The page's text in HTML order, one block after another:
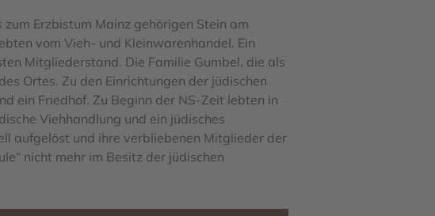
Erzbistum Mainz gehörigen Stein am
vom Vieh- und Kleinwarenhandel. Ein
Mitgliederstand. Die Familie Gumbel, die als
Ortes. Zu den Einrichtungen der jüdischen
ein Friedhof. Zu Beginn der NS-Zeit lebten in
Viehhandlung und ein jüdisches
aufgelöst und ihre verbliebenen Mitglieder der
nicht mehr im Besitz der jüdischen